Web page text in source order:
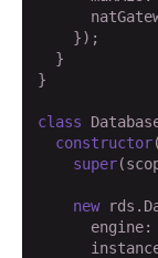
    });
  }
}
class
constructor(
super
new
engine: